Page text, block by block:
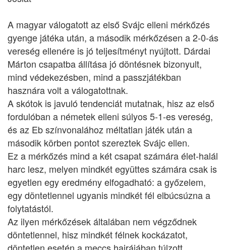
A magyar válogatott az első Svájc elleni mérkőzés
gyenge játéka után, a második mérkőzésen a 2-0-ás
vereség ellenére is jó teljesítményt nyújtott. Dárdai
Márton csapatba állítása jó döntésnek bizonyult,
mind védekezésben, mind a passzjátékban
hasznára volt a válogatottnak.
A skótok is javuló tendenciát mutatnak, hisz az első
fordulóban a németek elleni súlyos 5-1-es vereség,
és az Eb színvonalához méltatlan játék után a
második körben pontot szereztek Svájc ellen.
Ez a mérkőzés mind a két csapat számára élet-halál
harc lesz, melyen mindkét együttes számára csak is
egyetlen egy eredmény elfogadható: a győzelem,
egy döntetlennel ugyanis mindkét fél elbúcsúzna a
folytatástól.
Az ilyen mérkőzések általában nem végződnek
döntetlennel, hisz mindkét félnek kockázatot,